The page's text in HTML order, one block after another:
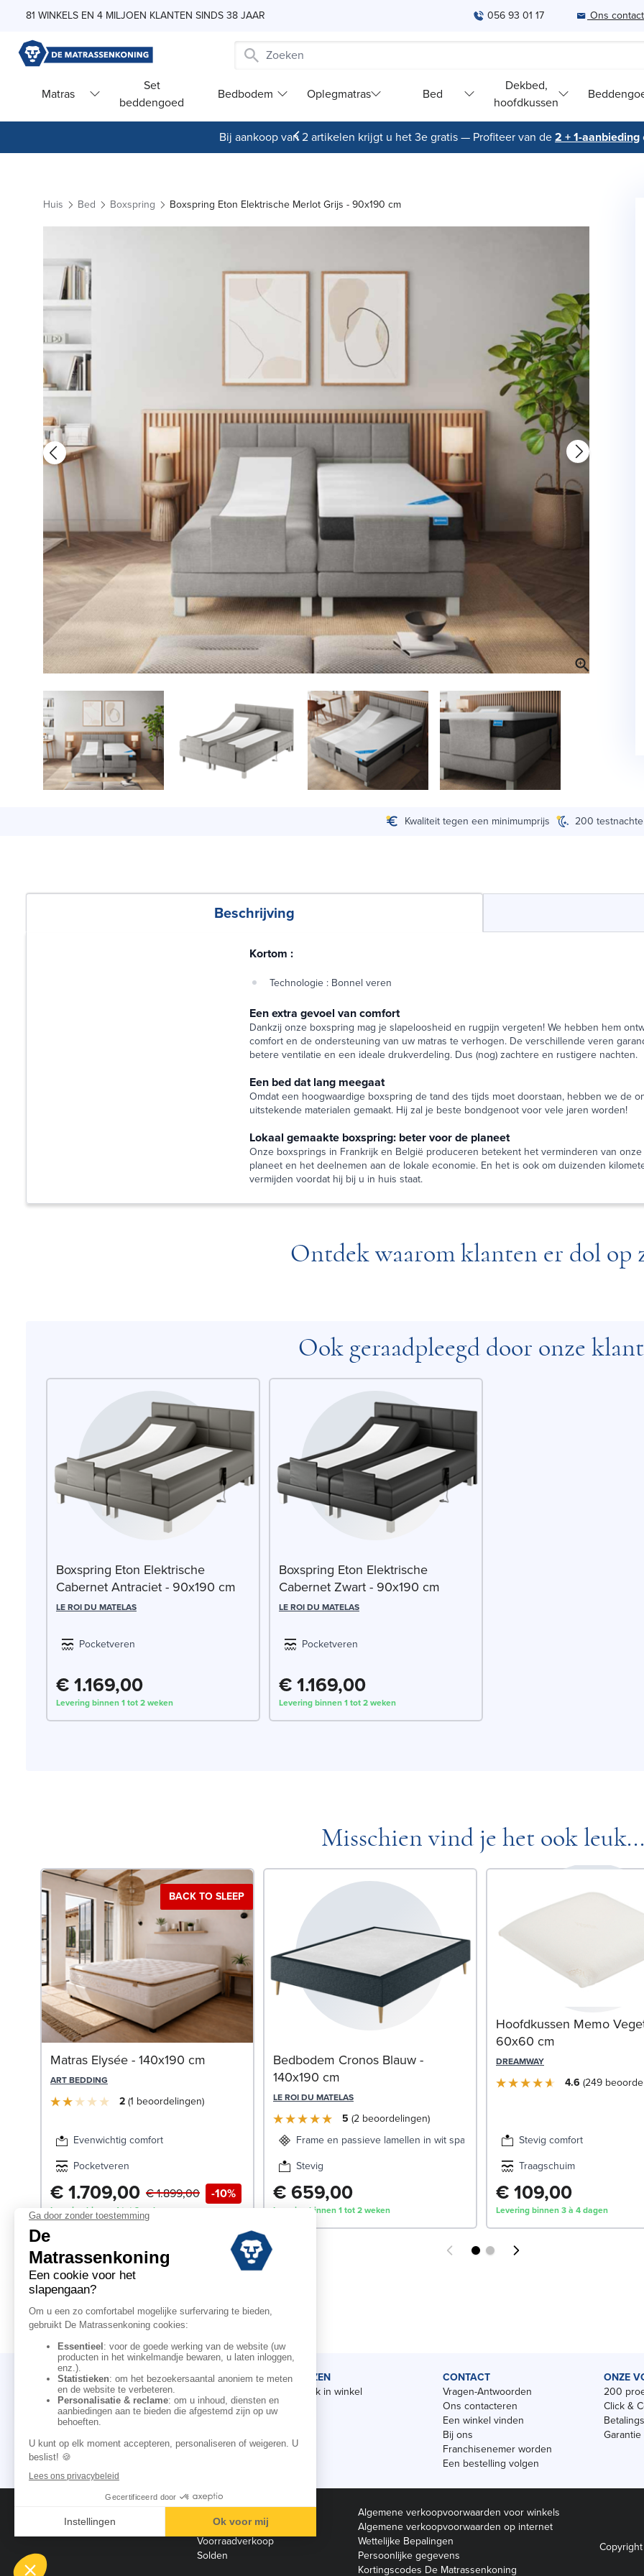
Skip to Content
81 WINKELS EN 4 MILJOEN KLANTEN SINDS 38 JAAR 056 93 01 17 Ons
Matras
Set
beddengoed
Bedbodem Oplegmatras Bed
Dekbed,
hoofdkussen
Bij aankoop van 2 artikelen krijgt u het 3e gratis — Profiteer van de2 + 1-aanbieding
Huis Bed Boxspring Boxspring Eton Elektrische Merlot Grijs - 90x190 cm
Kwaliteit tegen een minimumprijs 200
Beschrijving
Kortom :
Technologie : Bonnel veren
Een extra gevoel van comfort
Dankzij onze boxspring mag je slapeloosheid en rugpijn vergeten! We hebben hem
comfort en de ondersteuning van uw matras te verhogen. De verschillende veren
betere ventilatie en een ideale drukverdeling. Dus (nog) zachtere en rustigere nachten.
Een bed dat lang meegaat
Omdat een hoogwaardige boxspring de tand des tijds moet doorstaan, hebben we de
uitstekende materialen gemaakt. Hij zal je beste bondgenoot voor vele jaren worden!
Lokaal gemaakte boxspring: beter voor de planeet
Onze boxsprings in Frankrijk en België produceren betekent het verminderen van
planeet en het deelnemen aan de lokale economie. En het is ook om duizenden
vermijden voordat hij bij u in huis staat.
Ontdek waarom klanten er dol op
Ook geraadpleegd door onze
Boxspring Eton Elektrische
Cabernet Antraciet - 90x190 cm
LE ROI DU MATELAS
Pocketveren
€ 1.169,00
Levering binnen 1 tot 2 weken
Boxspring Eton Elektrische
Cabernet Zwart - 90x190 cm
LE ROI DU MATELAS
Pocketveren
€ 1.169,00
Levering binnen 1 tot 2 weken
Misschien vind je het ook leuk...
BACK TO SLEEP
Matras Elysée - 140x190 cm
ART BEDDING
2 1 beoordelingen
Evenwichtig comfort
Pocketveren
€ 1.709,00 -10%
€ 1.899,00
Levering binnen 1 tot 2 weken
Bedbodem Cronos Blauw -
140x190 cm
LE ROI DU MATELAS
5 2 beoordelingen
Frame en passieve lamellen in wit sparrenhout
Stevig
€ 659,00
Levering binnen 1 tot 2 weken
Hoofdkussen Memo
60x60 cm
DREAMWAY
4.6 249
Stevig comfort
Traagschuim
€ 109,00
Levering binnen 3 à 4 dagen
DE MATRASSENKONING
Ons verhaal
Onze kennis
Affiliate campagne
ADVIEZEN
Afspraak in winkel
CONTACT
Vragen-Antwoorden
Ons contacteren
Een winkel vinden
Bij ons
Franchisenemer worden
Een bestelling volgen
ONZE
200
Click &
Garantie
Vermeldingen
Black Friday
Voorraadverkoop
Solden
Algemene verkoopvoorwaarden voor winkels
Algemene verkoopvoorwaarden op internet
Wettelijke Bepalingen
Persoonlijke gegevens
Kortingscodes De Matrassenkoning